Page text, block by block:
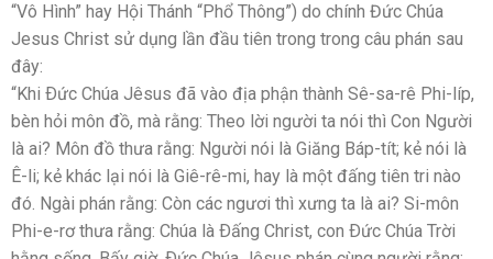
“Vô Hình” hay Hội Thánh “Phổ Thông”) do chính Đức Chúa
Jesus Christ sử dụng lần đầu tiên trong trong câu phán sau
đây:
“Khi Ðức Chúa Jêsus đã vào địa phận thành Sê-sa-rê Phi-líp,
bèn hỏi môn đồ, mà rằng: Theo lời người ta nói thì Con Người
là ai? Môn đồ thưa rằng: Người nói là Giăng Báp-tít; kẻ nói là
Ê-li; kẻ khác lại nói là Giê-rê-mi, hay là một đấng tiên tri nào
đó. Ngài phán rằng: Còn các ngươi thì xưng ta là ai? Si-môn
Phi-e-rơ thưa rằng: Chúa là Ðấng Christ, con Ðức Chúa Trời